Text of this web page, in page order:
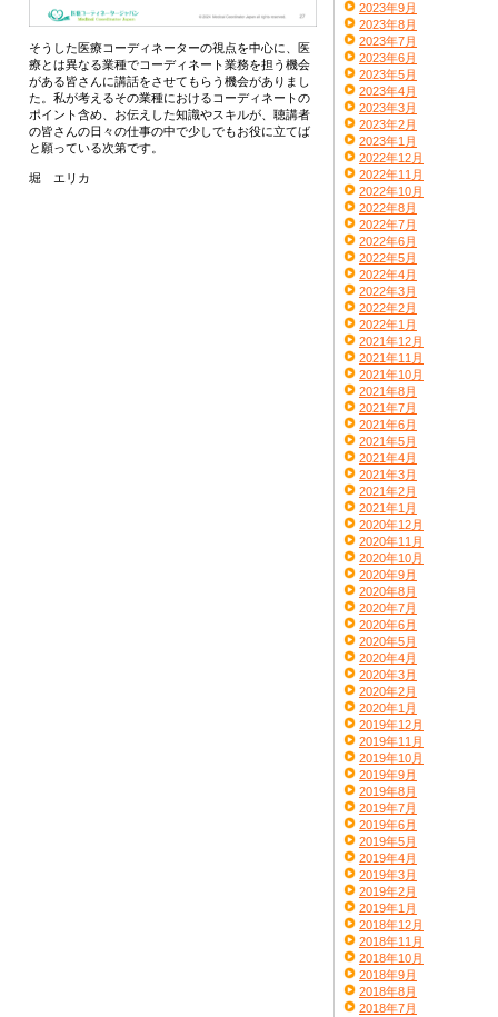
そうした医療コーディネーターの視点を中心に、医
療とは異なる業種でコーディネート業務を担う機会
がある皆さんに講話をさせてもらう機会がありまし
た。私が考えるその業種におけるコーディネートの
ポイント含め、お伝えした知識やスキルが、聴講者
の皆さんの日々の仕事の中で少しでもお役に立てば
と願っている次第です。
堀 エリカ
2023年9月
2023年8月
2023年7月
2023年6月
2023年5月
2023年4月
2023年3月
2023年2月
2023年1月
2022年12月
2022年11月
2022年10月
2022年8月
2022年7月
2022年6月
2022年5月
2022年4月
2022年3月
2022年2月
2022年1月
2021年12月
2021年11月
2021年10月
2021年8月
2021年7月
2021年6月
2021年5月
2021年4月
2021年3月
2021年2月
2021年1月
2020年12月
2020年11月
2020年10月
2020年9月
2020年8月
2020年7月
2020年6月
2020年5月
2020年4月
2020年3月
2020年2月
2020年1月
2019年12月
2019年11月
2019年10月
2019年9月
2019年8月
2019年7月
2019年6月
2019年5月
2019年4月
2019年3月
2019年2月
2019年1月
2018年12月
2018年11月
2018年10月
2018年9月
2018年8月
2018年7月